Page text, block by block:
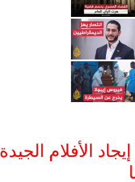
الأفلام الجيدة